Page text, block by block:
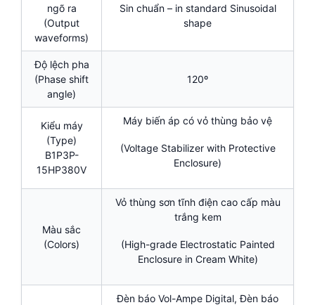
ngõ ra
(Output
waveforms)
Sin chuẩn – in standard Sinusoidal
shape
Độ lệch pha
(Phase shift
angle)
120º
Kiểu máy
(Type)
B1P3P-
15HP380V
Máy biến áp có vỏ thùng bảo vệ
(Voltage Stabilizer with Protective
Enclosure)
Màu sắc
(Colors)
Vỏ thùng sơn tĩnh điện cao cấp màu
trắng kem
(High-grade Electrostatic Painted
Enclosure in Cream White)
Đèn báo Vol-Ampe Digital, Đèn báo